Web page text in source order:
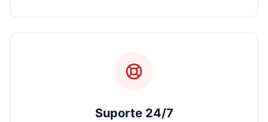
Suporte 24/7